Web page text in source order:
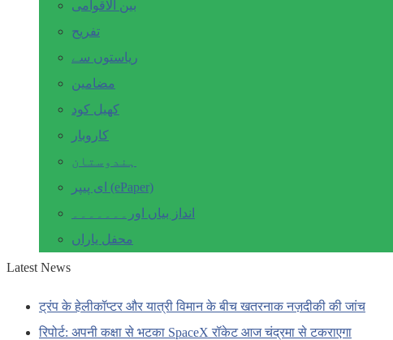
بین الاقوامی
تفریح
ریاستوں سے
مضامین
کھیل کود
کاروبار
ہندوستان
ای پیپر (ePaper)
انداز بیاں اور۔۔۔۔۔۔۔
محفل یاراں
Latest News
ट्रंप के हेलीकॉप्टर और यात्री विमान के बीच खतरनाक नज़दीकी की जांच
रिपोर्ट: अपनी कक्षा से भटका SpaceX रॉकेट आज चंद्रमा से टकराएगा